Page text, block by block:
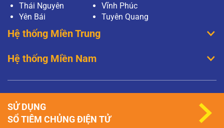
Thái Nguyên
Vĩnh Phúc
Yên Bái
Tuyên Quang
Hệ thống Miền Trung
Hệ thống Miền Nam
SỬ DỤNG
SỔ TIÊM CHỦNG ĐIỆN TỬ